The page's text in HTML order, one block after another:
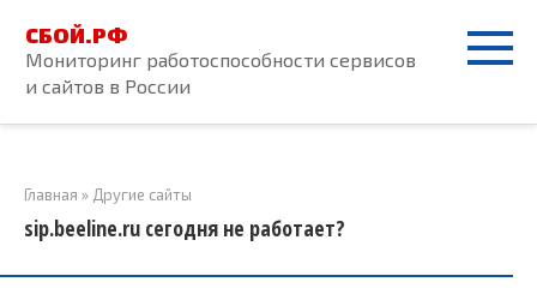
контенту
СБОЙ.РФ
Мониторинг работоспособности сервисов
и сайтов в России
Главная » Другие сайты
sip.beeline.ru сегодня не работает?